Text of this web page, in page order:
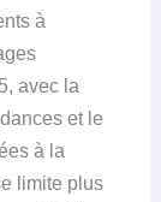
à
avec la
et le
à la
limite plus